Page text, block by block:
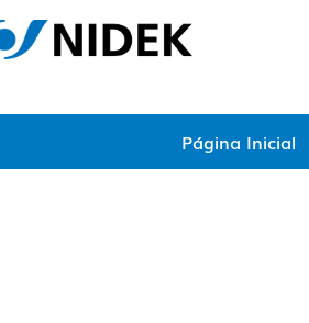
Página Inicial